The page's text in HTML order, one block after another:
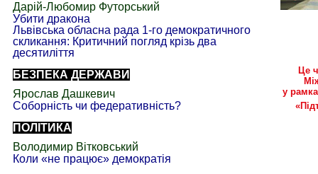
Це
у
Дарій-Любомир Футорський
Убити дракона
Львівська обласна рада 1-го демократичного
скликання: Критичний погляд крізь два
десятиліття
БЕЗПЕКА ДЕРЖАВИ
Ярослав Дашкевич
Соборність чи федеративність?
ПОЛІТИКА
Володимир Вітковський
Коли «не працює» демократія